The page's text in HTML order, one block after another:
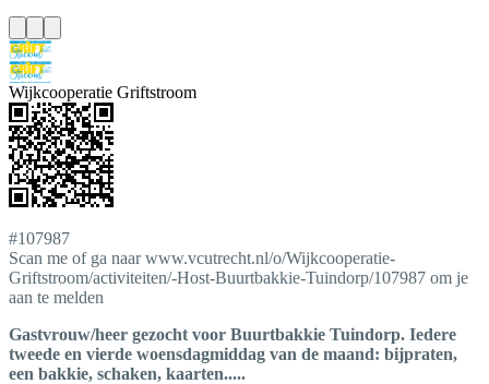
Wijkcooperatie Griftstroom
#107987
Scan me of ga naar www.vcutrecht.nl/o/Wijkcooperatie-
Griftstroom/activiteiten/-Host-Buurtbakkie-Tuindorp/107987 om je
aan te melden
Gastvrouw/heer gezocht voor Buurtbakkie Tuindorp. Iedere
tweede en vierde woensdagmiddag van de maand: bijpraten,
een bakkie, schaken, kaarten.....